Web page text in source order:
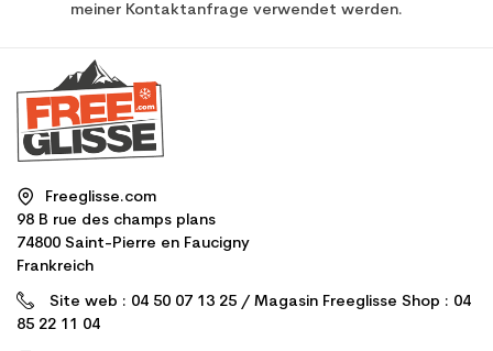
meiner Kontaktanfrage verwendet werden.
Freeglisse.com
98 B rue des champs plans
74800 Saint-Pierre en Faucigny
Frankreich
Site web : 04 50 07 13 25 / Magasin Freeglisse Shop : 04
85 22 11 04